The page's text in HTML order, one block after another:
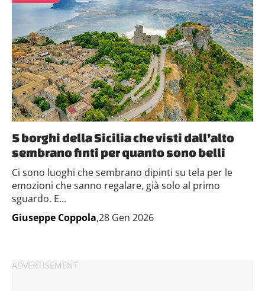
5 borghi della Sicilia che visti dall’alto
sembrano finti per quanto sono belli
Ci sono luoghi che sembrano dipinti su tela per le
emozioni che sanno regalare, già solo al primo
sguardo. E...
Giuseppe Coppola,28 Gen 2026